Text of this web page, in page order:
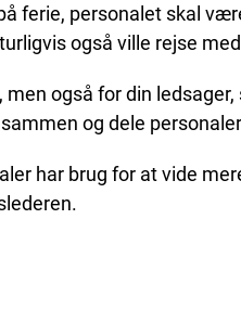
ferie, personalet skal
også ville rejse
men også for din
og dele
har brug for at vide